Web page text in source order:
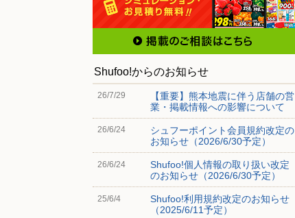
Shufoo!からのお知らせ
26/7/29
【重要】熊本地震に伴う店舗の営
業・掲載情報への影響について
26/6/24
シュフーポイント会員規約改定の
お知らせ（2026/6/30予定）
26/6/24
Shufoo!個人情報の取り扱い改定
のお知らせ（2026/6/30予定）
25/6/4
Shufoo!利用規約改定のお知らせ
（2025/6/11予定）